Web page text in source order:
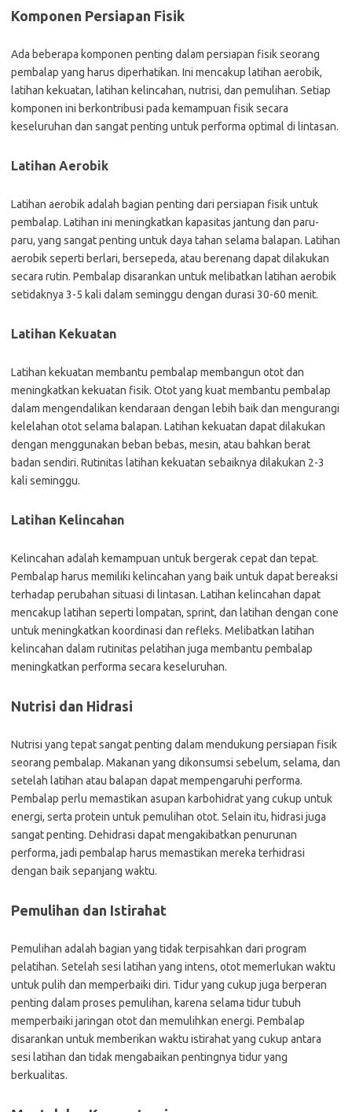
Komponen Persiapan Fisik
Ada beberapa komponen penting dalam persiapan fisik seorang
pembalap yang harus diperhatikan. Ini mencakup latihan aerobik,
latihan kekuatan, latihan kelincahan, nutrisi, dan pemulihan. Setiap
komponen ini berkontribusi pada kemampuan fisik secara
keseluruhan dan sangat penting untuk performa optimal di lintasan.
Latihan Aerobik
Latihan aerobik adalah bagian penting dari persiapan fisik untuk
pembalap. Latihan ini meningkatkan kapasitas jantung dan paru-
paru, yang sangat penting untuk daya tahan selama balapan. Latihan
aerobik seperti berlari, bersepeda, atau berenang dapat dilakukan
secara rutin. Pembalap disarankan untuk melibatkan latihan aerobik
setidaknya 3-5 kali dalam seminggu dengan durasi 30-60 menit.
Latihan Kekuatan
Latihan kekuatan membantu pembalap membangun otot dan
meningkatkan kekuatan fisik. Otot yang kuat membantu pembalap
dalam mengendalikan kendaraan dengan lebih baik dan mengurangi
kelelahan otot selama balapan. Latihan kekuatan dapat dilakukan
dengan menggunakan beban bebas, mesin, atau bahkan berat
badan sendiri. Rutinitas latihan kekuatan sebaiknya dilakukan 2-3
kali seminggu.
Latihan Kelincahan
Kelincahan adalah kemampuan untuk bergerak cepat dan tepat.
Pembalap harus memiliki kelincahan yang baik untuk dapat bereaksi
terhadap perubahan situasi di lintasan. Latihan kelincahan dapat
mencakup latihan seperti lompatan, sprint, dan latihan dengan cone
untuk meningkatkan koordinasi dan refleks. Melibatkan latihan
kelincahan dalam rutinitas pelatihan juga membantu pembalap
meningkatkan performa secara keseluruhan.
Nutrisi dan Hidrasi
Nutrisi yang tepat sangat penting dalam mendukung persiapan fisik
seorang pembalap. Makanan yang dikonsumsi sebelum, selama, dan
setelah latihan atau balapan dapat mempengaruhi performa.
Pembalap perlu memastikan asupan karbohidrat yang cukup untuk
energi, serta protein untuk pemulihan otot. Selain itu, hidrasi juga
sangat penting. Dehidrasi dapat mengakibatkan penurunan
performa, jadi pembalap harus memastikan mereka terhidrasi
dengan baik sepanjang waktu.
Pemulihan dan Istirahat
Pemulihan adalah bagian yang tidak terpisahkan dari program
pelatihan. Setelah sesi latihan yang intens, otot memerlukan waktu
untuk pulih dan memperbaiki diri. Tidur yang cukup juga berperan
penting dalam proses pemulihan, karena selama tidur tubuh
memperbaiki jaringan otot dan memulihkan energi. Pembalap
disarankan untuk memberikan waktu istirahat yang cukup antara
sesi latihan dan tidak mengabaikan pentingnya tidur yang
berkualitas.